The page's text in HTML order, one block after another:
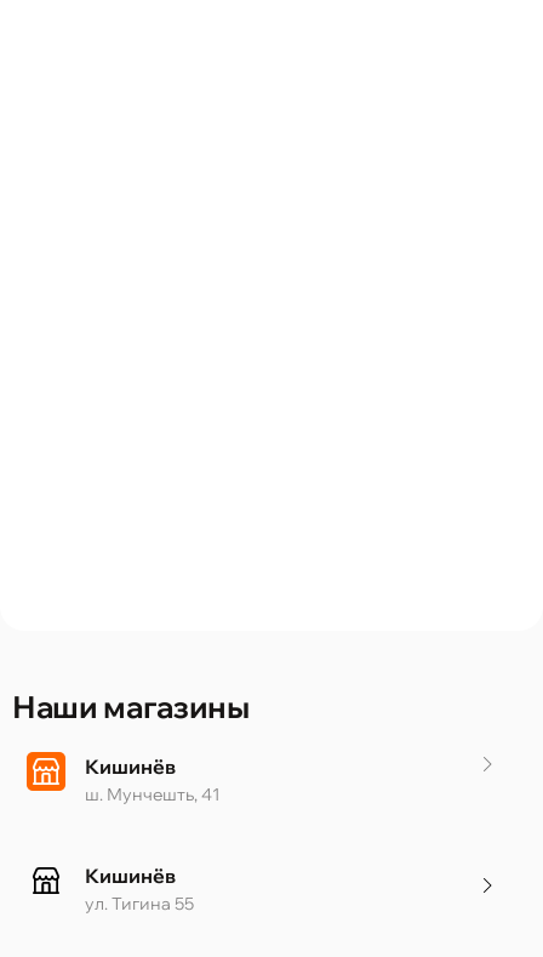
Наши магазины
Кишинёв
ш. Мунчешть, 41
Кишинёв
ул. Тигина 55